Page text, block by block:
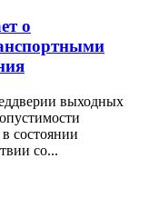
о
выходных
состоянии
со...